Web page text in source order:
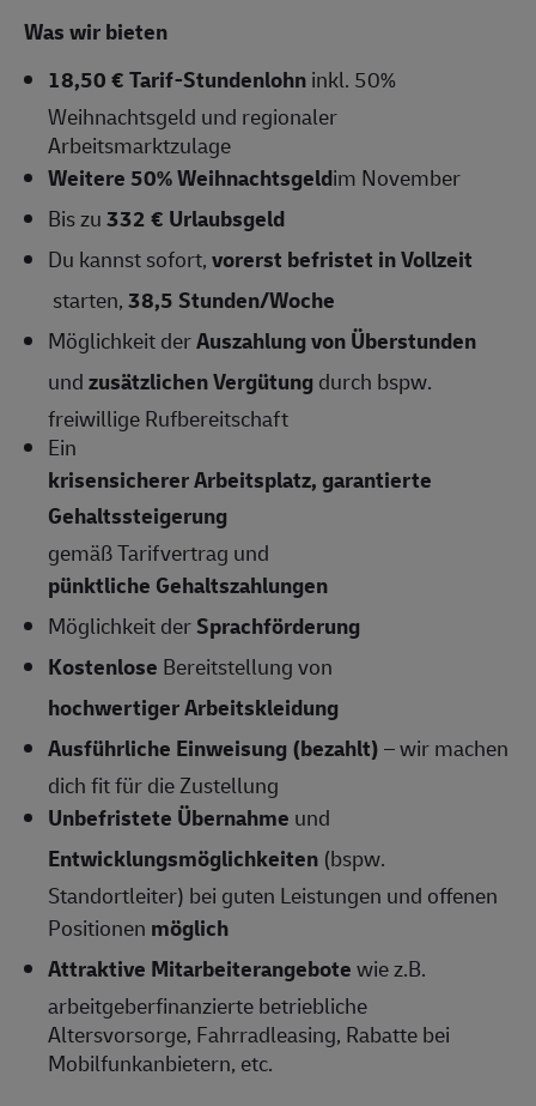
Was wir bieten
18,50 € Tarif-Stundenlohninkl. 50%
Weihnachtsgeld und regionaler
Arbeitsmarktzulage
Weitere 50% Weihnachtsgeldim November
Bis zu332 € Urlaubsgeld
Du kannst sofort,vorerst befristet in Vollzeit
starten,38,5Stunden/Woche
Möglichkeit derAuszahlung von Überstunden
undzusätzlichen Vergütungdurch bspw.
freiwillige Rufbereitschaft
Ein
krisensicherer Arbeitsplatz, garantierte
Gehaltssteigerung
gemäß Tarifvertrag und
pünktliche Gehaltszahlungen
Möglichkeit derSprachförderung
Kostenlose Bereitstellung von
hochwertiger Arbeitskleidung
Ausführliche Einweisung (bezahlt)– wir machen
dich fit für die Zustellung
Unbefristete Übernahme und
Entwicklungsmöglichkeiten (bspw.
Standortleiter) bei guten Leistungen und offenen
Positionen möglich
Attraktive Mitarbeiterangebotewie z.B.
arbeitgeberfinanzierte betriebliche
Altersvorsorge, Fahrradleasing, Rabatte bei
Mobilfunkanbietern, etc.